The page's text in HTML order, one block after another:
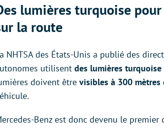
lumières turquoise
la route
NHTSA des États-Unis a publié des
utilisent des lumières
doivent être visibles à 300 mètres
Benz est donc devenu le